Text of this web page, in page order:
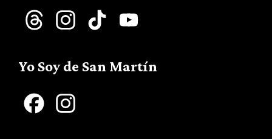
Threads InstagramTikTok
Yo Soy de San Martín
Facebook